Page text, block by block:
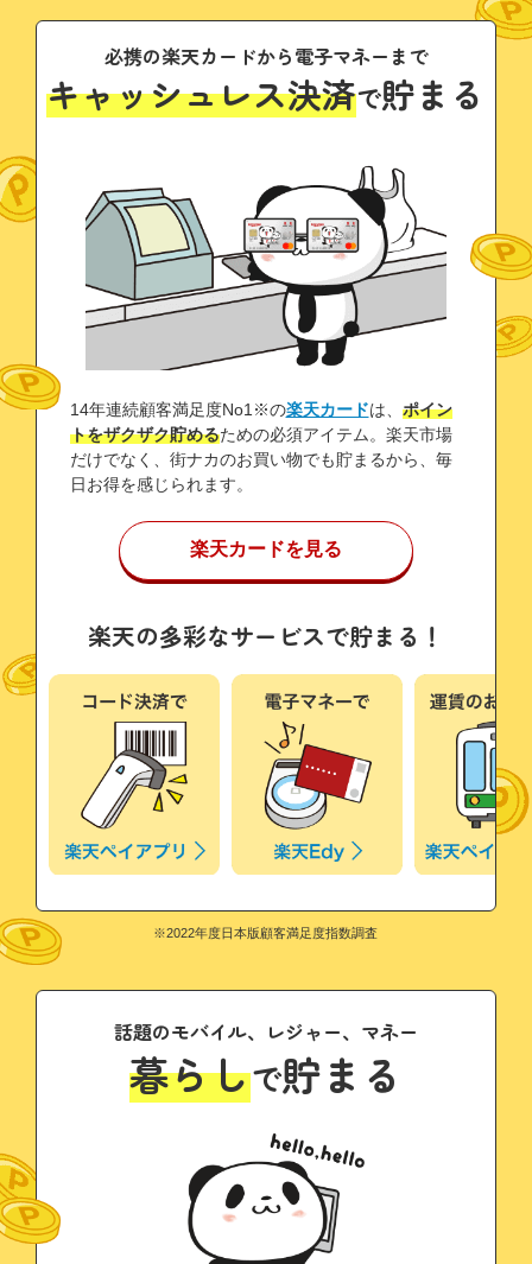
必携の楽天カードから電子マネーまで
キャッシュレス決済で貯まる
14年連続顧客満足度No1※の楽天カードは、 ポイン
トをザクザク貯めるための必須アイテム。楽天市場
だけでなく、街ナカのお買い物でも貯まるから、毎
日お得を感じられます。
楽天カードを見る
楽天の多彩なサービスで貯まる！
※2022年度日本版顧客満足度指数調査
話題のモバイル、レジャー、マネー
暮らしで貯まる